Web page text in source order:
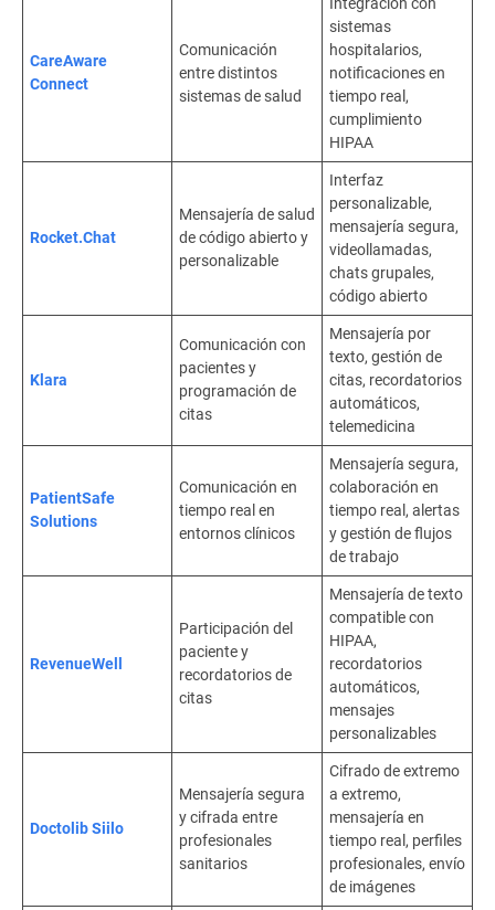
CareAware
Connect
Comunicación
entre distintos
sistemas de salud
sistemas
hospitalarios,
notificaciones en
tiempo real,
cumplimiento
HIPAA
Rocket.Chat
Mensajería de salud
de código abierto y
personalizable
Interfaz
personalizable,
mensajería segura,
videollamadas,
chats grupales,
código abierto
Klara
Comunicación con
pacientes y
programación de
citas
Mensajería por
texto, gestión de
citas, recordatorios
automáticos,
telemedicina
PatientSafe
Solutions
Comunicación en
tiempo real en
entornos clínicos
Mensajería segura,
colaboración en
tiempo real, alertas
y gestión de flujos
de trabajo
RevenueWell
Participación del
paciente y
recordatorios de
citas
Mensajería de texto
compatible con
HIPAA,
recordatorios
automáticos,
mensajes
personalizables
Doctolib Siilo
Mensajería segura
y cifrada entre
profesionales
sanitarios
Cifrado de extremo
a extremo,
mensajería en
tiempo real, perfiles
profesionales, envío
de imágenes